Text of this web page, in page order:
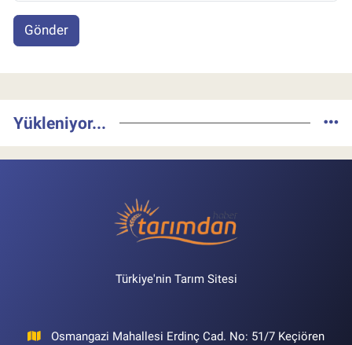
Gönder
Yükleniyor...
Türkiye'nin Tarım Sitesi
Osmangazi Mahallesi Erdinç Cad. No: 51/7 Keçiören